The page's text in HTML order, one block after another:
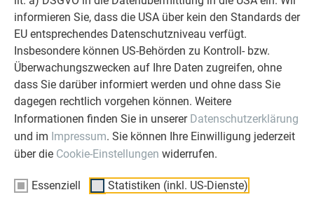
informieren Sie, dass die USA über kein den Standards der
EU entsprechendes Datenschutzniveau verfügt.
Insbesondere können US-Behörden zu Kontroll- bzw.
Überwachungszwecken auf Ihre Daten zugreifen, ohne
dass Sie darüber informiert werden und ohne dass Sie
dagegen rechtlich vorgehen können. Weitere
Informationen finden Sie in unserer Datenschutzerklärung
und im Impressum. Sie können Ihre Einwilligung jederzeit
über die Cookie-Einstellungen widerrufen.
Essenziell Statistiken (inkl. US-Dienste)
ab 17° (bis 25° nur mit Bitumentrennlage) Verlegung nur auf